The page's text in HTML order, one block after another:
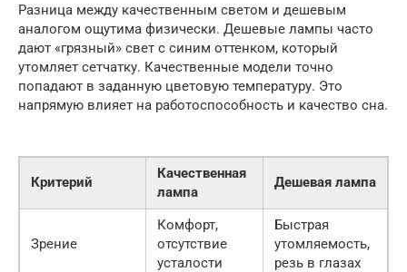
Разница между качественным светом и дешевым
аналогом ощутима физически. Дешевые лампы часто
дают «грязный» свет с синим оттенком, который
утомляет сетчатку. Качественные модели точно
попадают в заданную цветовую температуру. Это
напрямую влияет на работоспособность и качество сна.
Критерий
Качественная
лампа
Дешевая лампа
Зрение
Комфорт,
отсутствие
усталости
Быстрая
утомляемость,
резь в глазах